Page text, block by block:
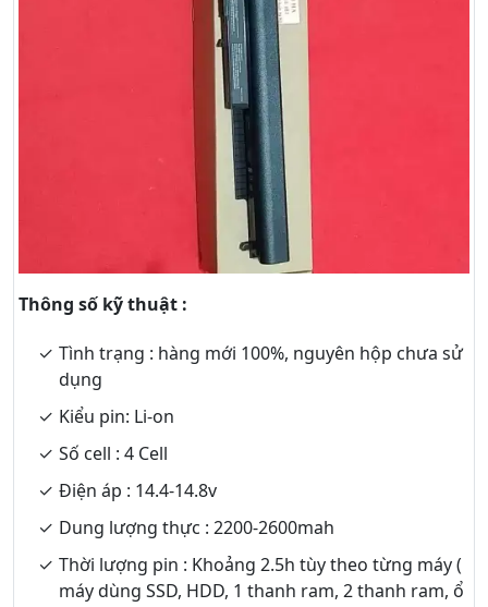
Thông số kỹ thuật :
Tình trạng : hàng mới 100%, nguyên hộp chưa sử
dụng
Kiểu pin: Li-on
Số cell : 4 Cell
Điện áp : 14.4-14.8v
Dung lượng thực : 2200-2600mah
Thời lượng pin : Khoảng 2.5h tùy theo từng máy (
máy dùng SSD, HDD, 1 thanh ram, 2 thanh ram, ổ